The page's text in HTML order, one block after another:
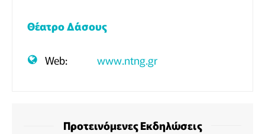
Θέατρο Δάσους
Web: www.ntng.gr
Προτεινόμενες Εκδηλώσεις